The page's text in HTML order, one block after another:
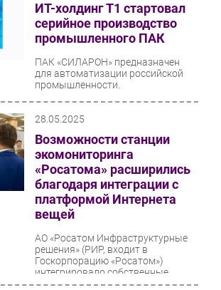
ИТ-холдинг Т1 стартовал
серийное производство
промышленного ПАК
ПАК «СИЛАРОН» предназначен
для автоматизации российской
промышленности.
28.05.2025
Возможности станции
экомониторинга
«Росатома» расширились
благодаря интеграции с
платформой Интернета
вещей
АО «Росатом Инфраструктурные
решения» (РИР, входит в
Госкорпорацию «Росатом»)
интегрировало собственные
цифровые продукты — станцию...